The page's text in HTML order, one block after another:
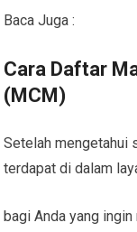
Baca Juga :
Cara Daftar
(MCM)
Setelah mengetahui
terdapat di dalam
bagi Anda yang